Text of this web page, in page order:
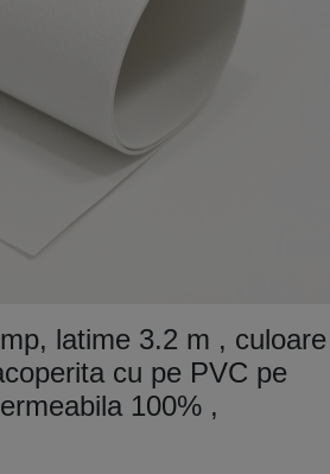
latime 3.2 m , culoare
cu pe PVC pe
100% ,